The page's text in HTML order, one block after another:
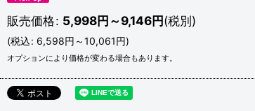
販売価格: 5,998円～9,146円(税別)
(税込: 6,598円 ～10,061円)
オプションにより価格が変わる場合もあります。